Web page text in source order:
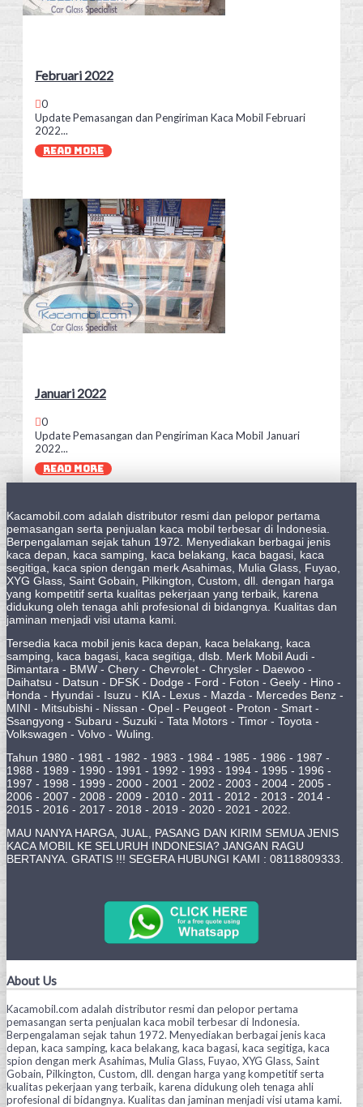
Februari 2022
0
Update Pemasangan dan Pengiriman Kaca Mobil Februari
2022...
READ MORE
Januari 2022
0
Update Pemasangan dan Pengiriman Kaca Mobil Januari
2022...
READ MORE
Kacamobil.com adalah distributor resmi dan pelopor pertama
pemasangan serta penjualan kaca mobil terbesar di Indonesia.
Berpengalaman sejak tahun 1972. Menyediakan berbagai jenis
kaca depan, kaca samping, kaca belakang, kaca bagasi, kaca
segitiga, kaca spion dengan merk Asahimas, Mulia Glass, Fuyao,
XYG Glass, Saint Gobain, Pilkington, Custom, dll. dengan harga
yang kompetitif serta kualitas pekerjaan yang terbaik, karena
didukung oleh tenaga ahli profesional di bidangnya. Kualitas dan
jaminan menjadi visi utama kami.
Tersedia kaca mobil jenis kaca depan, kaca belakang, kaca
samping, kaca bagasi, kaca segitiga, dlsb. Merk Mobil Audi -
Bimantara - BMW - Chery - Chevrolet - Chrysler - Daewoo -
Daihatsu - Datsun - DFSK - Dodge - Ford - Foton - Geely - Hino -
Honda - Hyundai - Isuzu - KIA - Lexus - Mazda - Mercedes Benz -
MINI - Mitsubishi - Nissan - Opel - Peugeot - Proton - Smart -
Ssangyong - Subaru - Suzuki - Tata Motors - Timor - Toyota -
Volkswagen - Volvo - Wuling.
Tahun 1980 - 1981 - 1982 - 1983 - 1984 - 1985 - 1986 - 1987 -
1988 - 1989 - 1990 - 1991 - 1992 - 1993 - 1994 - 1995 - 1996 -
1997 - 1998 - 1999 - 2000 - 2001 - 2002 - 2003 - 2004 - 2005 -
2006 - 2007 - 2008 - 2009 - 2010 - 2011 - 2012 - 2013 - 2014 -
2015 - 2016 - 2017 - 2018 - 2019 - 2020 - 2021 - 2022.
MAU NANYA HARGA, JUAL, PASANG DAN KIRIM SEMUA JENIS
KACA MOBIL KE SELURUH INDONESIA? JANGAN RAGU
BERTANYA. GRATIS !!! SEGERA HUBUNGI KAMI : 08118809333.
About Us
Kacamobil.com adalah distributor resmi dan pelopor pertama
pemasangan serta penjualan kaca mobil terbesar di Indonesia.
Berpengalaman sejak tahun 1972. Menyediakan berbagai jenis kaca
depan, kaca samping, kaca belakang, kaca bagasi, kaca segitiga, kaca
spion dengan merk Asahimas, Mulia Glass, Fuyao, XYG Glass, Saint
Gobain, Pilkington, Custom, dll. dengan harga yang kompetitif serta
kualitas pekerjaan yang terbaik, karena didukung oleh tenaga ahli
profesional di bidangnya. Kualitas dan jaminan menjadi visi utama kami.